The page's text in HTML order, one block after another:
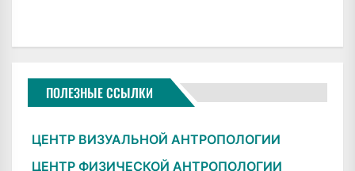
ПОЛЕЗНЫЕ ССЫЛКИ
ЦЕНТР ВИЗУАЛЬНОЙ АНТРОПОЛОГИИ
ЦЕНТР ФИЗИЧЕСКОЙ АНТРОПОЛОГИИ